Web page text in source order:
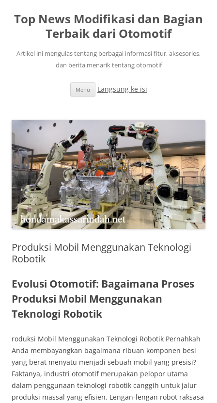
Top News Modifikasi dan Bagian
Terbaik dari Otomotif
Artikel ini mengulas tentang berbagai informasi fitur, aksesories,
dan berita menarik tentang otomotif
Menu Langsung ke isi
Produksi Mobil Menggunakan Teknologi
Robotik
Evolusi Otomotif: Bagaimana Proses
Produksi Mobil Menggunakan
Teknologi Robotik
roduksi Mobil Menggunakan Teknologi Robotik Pernahkah
Anda membayangkan bagaimana ribuan komponen besi
yang berat menyatu menjadi sebuah mobil yang presisi?
Faktanya, industri otomotif merupakan pelopor utama
dalam penggunaan teknologi robotik canggih untuk jalur
produksi massal yang efisien. Lengan-lengan robot raksasa